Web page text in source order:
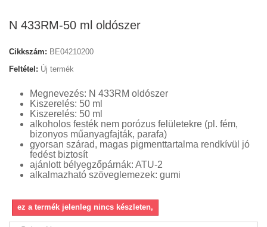
N 433RM-50 ml oldószer
Cikkszám: BE04210200
Feltétel: Új termék
Megnevezés: N 433RM oldószer
Kiszerelés: 50 ml
Kiszerelés: 50 ml
alkoholos festék nem porózus felületekre (pl. fém,
bizonyos műanyagfajták, parafa)
gyorsan szárad, magas pigmenttartalma rendkívül jó
fedést biztosít
ajánlott bélyegzőpárnák: ATU-2
alkalmazható szöveglemezek: gumi
ez a termék jelenleg nincs készleten,